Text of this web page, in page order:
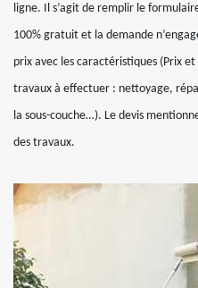
ligne. Il s’agit de remplir le
100% gratuit et la demande
prix avec les caractéristiques (Prix
travaux à effectuer : nettoyage,
la sous-couche…). Le devis
des travaux.